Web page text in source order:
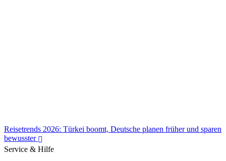
Reisetrends 2026: Türkei boomt, Deutsche planen früher und sparen
bewusster
Service & Hilfe